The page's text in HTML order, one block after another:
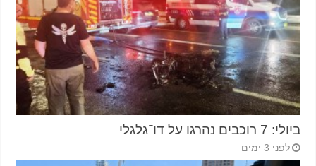
ביולי: 7 רוכבים נהרגו על דו־גלגלי
לפני 3 ימים